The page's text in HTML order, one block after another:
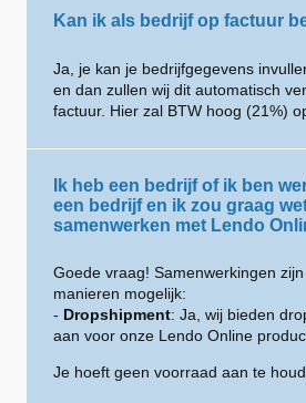
Kan ik als bedrijf op factuur
Ja, je kan je bedrijfgegevens
en dan zullen wij dit automatisch
factuur. Hier zal BTW hoog (21%)
Ik heb een bedrijf of ik ben
een bedrijf en ik zou graag
samenwerken met Lendo
Goede vraag! Samenwerkingen
manieren mogelijk:
- Dropshipment: Ja, wij bieden
aan voor onze Lendo Online
Je hoeft geen voorraad aan te